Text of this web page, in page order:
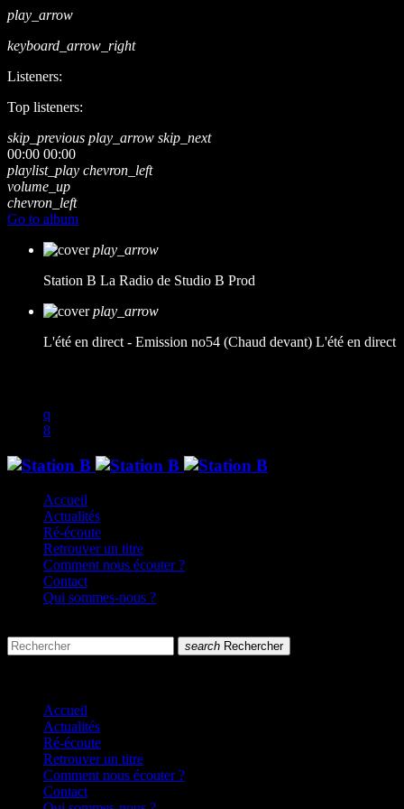
play_arrow
keyboard_arrow_right
Listeners:
Top listeners:
skip_previous play_arrow skip_next
00:00 00:00
playlist_play chevron_left
volume_up
chevron_left
Go to album
play_arrow
Station B La Radio de Studio B Prod
play_arrow
L'été en direct - Emission no54 (Chaud devant) L'été en direct
Accueil
Actualités
Ré-écoute
Retrouver un titre
Comment nous écouter ?
Contact
Qui sommes-nous ?
search Rechercher
Accueil
Actualités
Ré-écoute
Retrouver un titre
Comment nous écouter ?
Contact